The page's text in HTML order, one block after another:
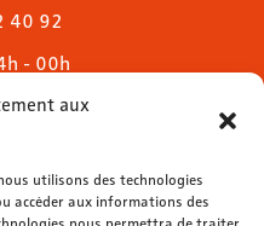
aux
utilisons des technologies
accéder aux informations des
40 92
- 00h
- 00h